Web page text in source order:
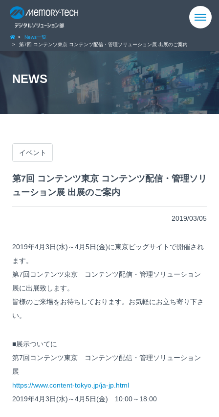
News一覧
第7回 コンテンツ東京 コンテンツ配信・管理ソリューション展 出展のご案内
NEWS
イベント
第7回 コンテンツ東京 コンテンツ配信・管理ソリ
ューション展 出展のご案内
2019/03/05
2019年4月3日(水)～4月5日(金)に東京ビッグサイトで開催され
ます。
第7回コンテンツ東京 コンテンツ配信・管理ソリューション
展に出展致します。
皆様のご来場をお待ちしております。お気軽にお立ち寄り下さ
い。
■展示ついてに
第7回コンテンツ東京 コンテンツ配信・管理ソリューション
展
https://www.content-tokyo.jp/ja-jp.html
2019年4月3日(水)～4月5日(金) 10:00～18:00